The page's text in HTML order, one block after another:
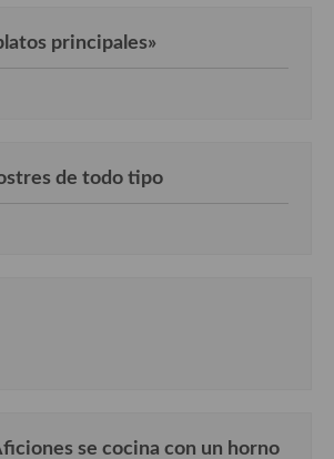
principales»
de todo tipo
se cocina con un horno